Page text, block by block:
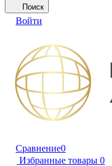
Поиск
Войти
Сравнение0
Избранные товары 0